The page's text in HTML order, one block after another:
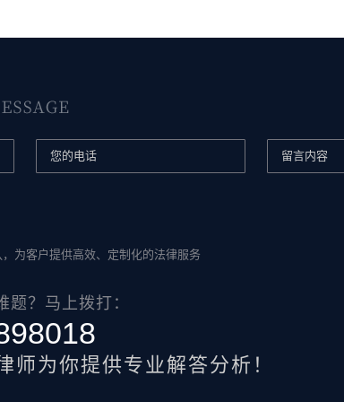
为客户提供高效、定制化的法律服务
题？马上拨打：
师为你提供专业解答分析！